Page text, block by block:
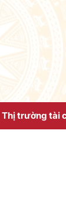
Thị trường tài